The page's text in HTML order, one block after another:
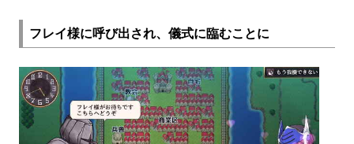
フレイ様に呼び出され、儀式に臨むことに